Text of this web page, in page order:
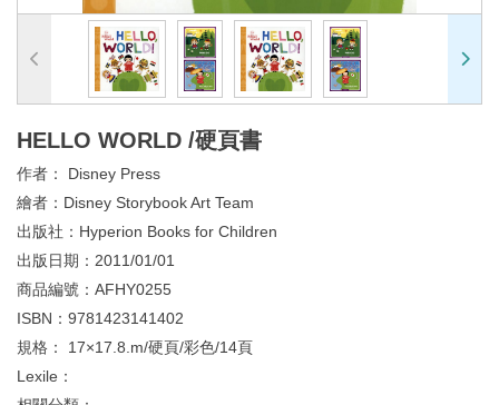
HELLO WORLD /硬頁書
作者： Disney Press
繪者： Disney Storybook Art Team
出版社： Hyperion Books for Children
出版日期： 2011/01/01
商品編號： AFHY0255
ISBN： 9781423141402
規格： 17×17.8.m/硬頁/彩色/14頁
Lexile：